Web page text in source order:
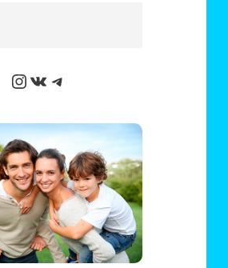
Instagram
ВКонтакте
Telegram